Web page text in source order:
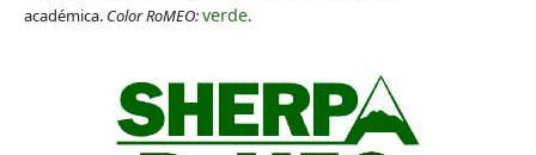
académica. Color RoMEO:verde.